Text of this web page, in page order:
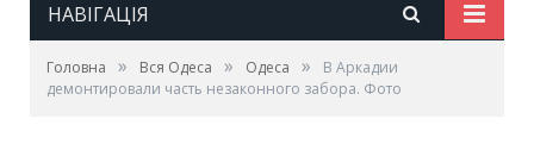
НАВІГАЦІЯ
Головна » Вся Одеса » Одеса »
В Аркадии
демонтировали часть незаконного забора. Фото